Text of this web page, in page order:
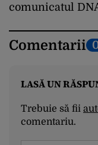
comunicatul
Comentarii
LASĂ UN
Trebuie să fii
comentariu.